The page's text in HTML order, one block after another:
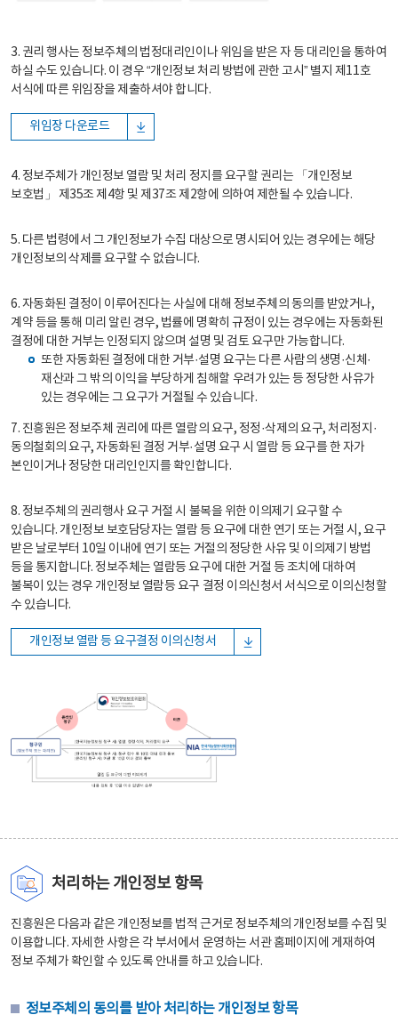
3. 권리 행사는 정보주체의 법정대리인이나 위임을 받은 자 등 대리인을 통하여
하실 수도 있습니다. 이 경우 “개인정보 처리 방법에 관한 고시” 별지 제11호
서식에 따른 위임장을 제출하셔야 합니다.
위임장 다운로드
4. 정보주체가 개인정보 열람 및 처리 정지를 요구할 권리는 「개인정보
보호법」 제35조 제4항 및 제37조 제2항에 의하여 제한될 수 있습니다.
5. 다른 법령에서 그 개인정보가 수집 대상으로 명시되어 있는 경우에는 해당
개인정보의 삭제를 요구할 수 없습니다.
6. 자동화된 결정이 이루어진다는 사실에 대해 정보주체의 동의를 받았거나,
계약 등을 통해 미리 알린 경우, 법률에 명확히 규정이 있는 경우에는 자동화된
결정에 대한 거부는 인정되지 않으며 설명 및 검토 요구만 가능합니다.
또한 자동화된 결정에 대한 거부·설명 요구는 다른 사람의 생명·신체·
재산과 그 밖의 이익을 부당하게 침해할 우려가 있는 등 정당한 사유가
있는 경우에는 그 요구가 거절될 수 있습니다.
7. 진흥원은 정보주체 권리에 따른 열람의 요구, 정정·삭제의 요구, 처리정지·
동의철회의 요구, 자동화된 결정 거부·설명 요구 시 열람 등 요구를 한 자가
본인이거나 정당한 대리인인지를 확인합니다.
8. 정보주체의 권리행사 요구 거절 시 불복을 위한 이의제기 요구할 수
있습니다. 개인정보 보호담당자는 열람 등 요구에 대한 연기 또는 거절 시, 요구
받은 날로부터 10일 이내에 연기 또는 거절의 정당한 사유 및 이의제기 방법
등을 통지합니다. 정보주체는 열람등 요구에 대한 거절 등 조치에 대하여
불복이 있는 경우 개인정보 열람등 요구 결정 이의신청서 서식으로 이의신청할
수 있습니다.
개인정보 열람 등 요구결정 이의신청서
처리하는 개인정보 항목
진흥원은 다음과 같은 개인정보를 법적 근거로 정보주체의 개인정보를 수집 및
이용합니다. 자세한 사항은 각 부서에서 운영하는 서관 홈페이지에 게재하여
정보 주체가 확인할 수 있도록 안내를 하고 있습니다.
정보주체의 동의를 받아 처리하는 개인정보 항목